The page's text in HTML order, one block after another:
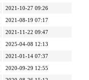
2021-10-27 09:26
2021-08-19 07:17
2021-11-22 09:47
2025-04-08 12:13
2021-01-14 07:37
2020-09-29 12:55